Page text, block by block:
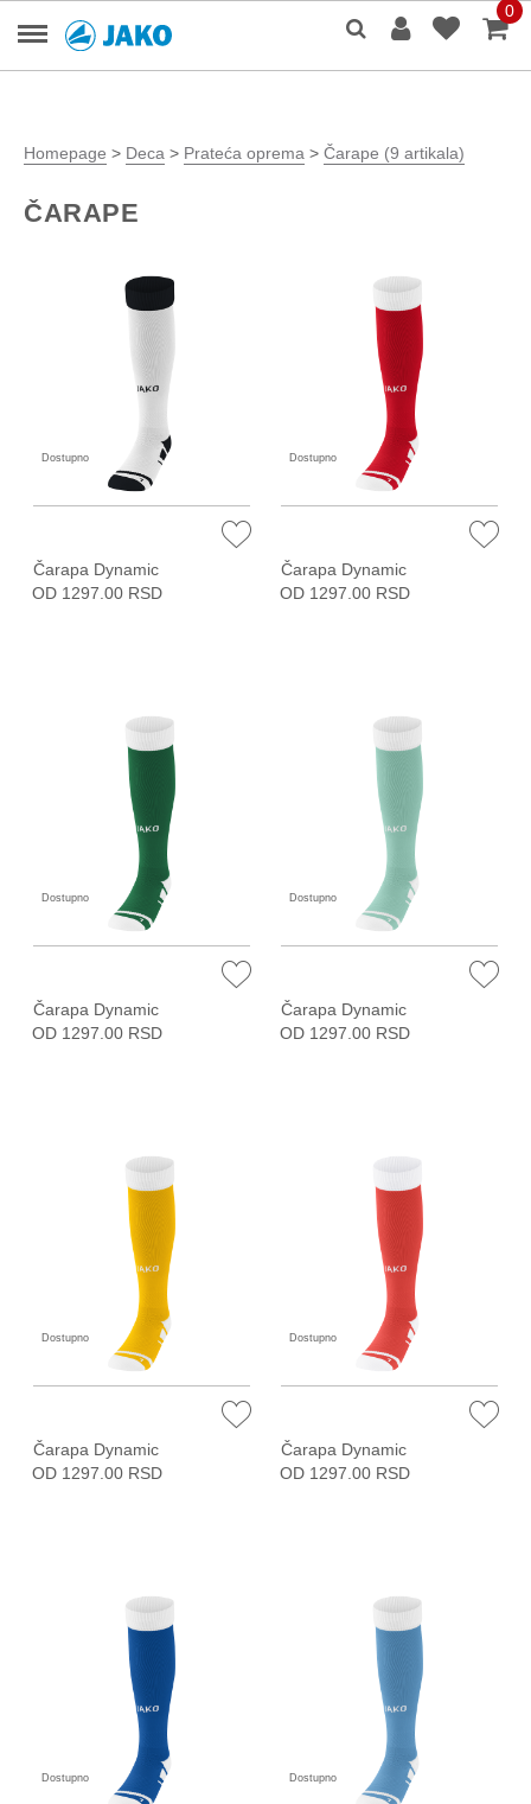
0
Homepage > Deca > Prateća oprema > Čarape (9 artikala)
ČARAPE
Dostupno
Čarapa Dynamic
OD 1297.00 RSD
Dostupno
Čarapa Dynamic
OD 1297.00 RSD
Dostupno
Čarapa Dynamic
OD 1297.00 RSD
Dostupno
Čarapa Dynamic
OD 1297.00 RSD
Dostupno
Čarapa Dynamic
OD 1297.00 RSD
Dostupno
Čarapa Dynamic
OD 1297.00 RSD
Dostupno Dostupno